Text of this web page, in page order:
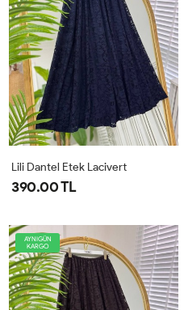
Lili Dantel Etek Lacivert
390.00 TL
AYNIGÜN
KARGO